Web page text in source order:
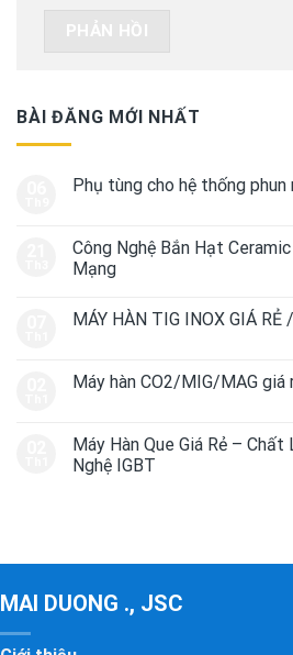
BÀI ĐĂNG MỚI NHẤT
Phụ tùng cho hệ thống phun
Công Nghệ Bắn Hạt
Mạng
MÁY HÀN TIG INOX GIÁ RẺ
Máy hàn CO2/MIG/MAG giá
Máy Hàn Que Giá Rẻ –
Nghệ IGBT
MAI DUONG ., JSC